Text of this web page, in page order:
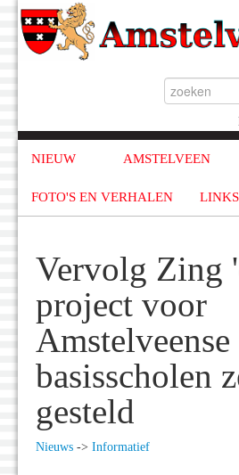
NIEUW AMSTELVEEN
FOTO'S EN VERHALEN LINKS
Vervolg Zing
project voor
Amstelveense
basisscholen
gesteld
Nieuws -> Informatief